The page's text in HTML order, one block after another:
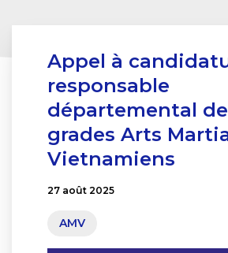
Appel à
responsable
départemental
grades Arts
Vietnamiens
27 août 2025
AMV